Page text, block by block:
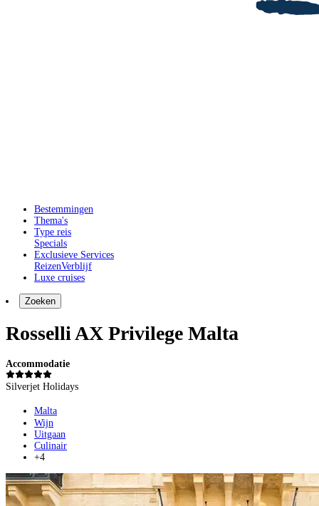
Bestemmingen
Thema's
Type reis
Specials
Exclusieve Services
ReizenVerblijf
Luxe cruises
Zoeken
Rosselli AX Privilege Malta
Accommodatie
Silverjet Holidays
Malta
Wijn
Uitgaan
Culinair
+4